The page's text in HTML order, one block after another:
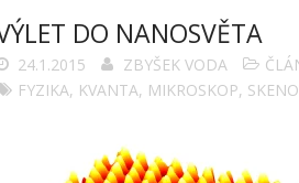
DO NANOSVĚTA
24.1.2015 ZBYŠEK VODA
FYZIKA, KVANTA, MIKROSKOP,